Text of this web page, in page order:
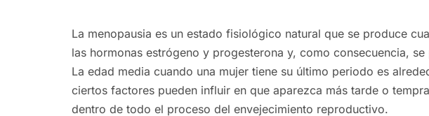
La menopausia es un estado fisiológico natural que se produce
las hormonas estrógeno y progesterona y, como consecuencia,
La edad media cuando una mujer tiene su último periodo es
ciertos factores pueden influir en que aparezca más tarde o
dentro de todo el proceso del envejecimiento reproductivo.